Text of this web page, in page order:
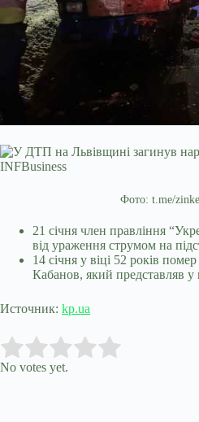
Фото: t.me/
21 січня член правління
від ураження струмом на
14 січня у віці 52 років
Кабанов, який представляв у
Источник: kp.ua
Rate this item:
No votes yet.